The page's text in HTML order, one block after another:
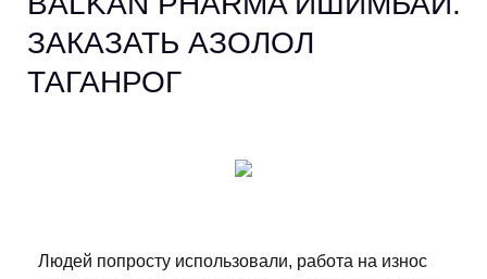
ЗАКАЗАТЬ АЗОЛОЛ
ТАГАНРОГ
Людей попросту использовали, работа на износ